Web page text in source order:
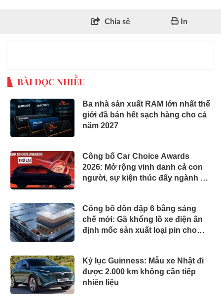
Chia sẻ In
BÀI ĐỌC NHIỀU
Ba nhà sản xuất RAM lớn nhất thế
giới đã bán hết sạch hàng cho cả
năm 2027
Công bố Car Choice Awards
2026: Mở rộng vinh danh cả con
người, sự kiện thúc đẩy ngành xe
Công bố dồn dập 6 bằng sáng
chế mới: Gã khổng lồ xe điện ấn
định mốc sản xuất loại pin cho
Kỷ lục Guinness: Mẫu xe Nhật đi
được 2.000 km không cần tiếp
nhiên liệu